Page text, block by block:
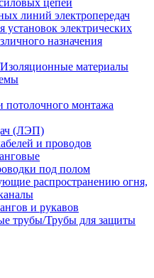
цепей
линий электропередач
установок электрических
назначения
материалы
потолочного монтажа
(ЛЭП)
и проводов
под полом
распространению огня,
и рукавов
трубы/Трубы для защиты